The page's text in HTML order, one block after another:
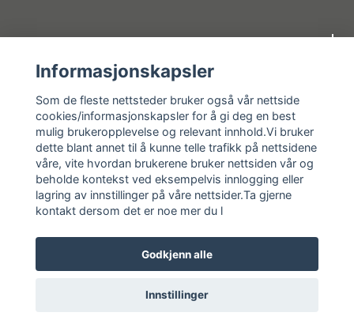
Kundeservice
Sosiale medier
© 2026 Vassbrekko AS
Informasjonskapsler
Som de fleste nettsteder bruker også vår nettside
cookies/informasjonskapsler for å gi deg en best
mulig brukeropplevelse og relevant innhold.Vi bruker
dette blant annet til å kunne telle trafikk på nettsidene
våre, vite hvordan brukerene bruker nettsiden vår og
beholde kontekst ved eksempelvis innlogging eller
lagring av innstillinger på våre nettsider.Ta gjerne
kontakt dersom det er noe mer du l
Godkjenn alle
Innstillinger